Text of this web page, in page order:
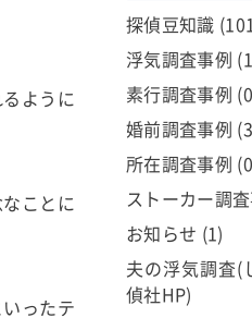
ように
ことに
いったテ
探偵豆知識
浮気調査事例
素行調査事例
婚前調査事例
所在調査事例
ストーカー調
お知らせ (1)
夫の浮気調査(
偵社HP)